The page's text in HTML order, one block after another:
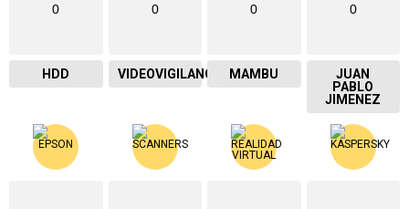
0
HDD
0
VIDEOVIGILANCIA
0
MAMBU
0
JUAN
PABLO
JIMENEZ